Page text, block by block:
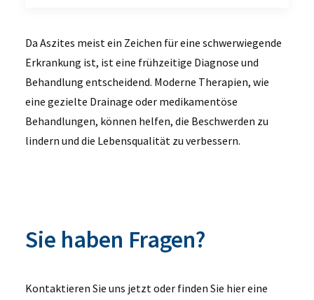
Da Aszites meist ein Zeichen für eine schwerwiegende
Erkrankung ist, ist eine frühzeitige Diagnose und
Behandlung entscheidend. Moderne Therapien, wie
eine gezielte Drainage oder medikamentöse
Behandlungen, können helfen, die Beschwerden zu
lindern und die Lebensqualität zu verbessern.
Sie haben Fragen?
Kontaktieren Sie uns jetzt oder finden Sie hier eine